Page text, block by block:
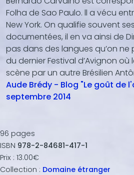
Folha de Sao Paulo. ll a vécu
New York. On qualifie souvent
documentées, il en va ainsi de
pas dans des langues qu’on ne
du dernier Festival d’Avignon
scène par un autre Brésilien
Aude Brédy - Blog "Le goût de
septembre 2014
96 pages
ISBN 978-2-84681-417-1
Prix : 13.00€
Collection : Domaine étranger